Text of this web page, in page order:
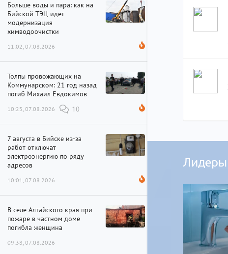
Больше воды и пара: как на
Бийской ТЭЦ идет
модернизация
химводоочистки
11:02, 07.08.2026
Толпы провожающих на
Коммунарском: 21 год назад
погиб Михаил Евдокимов
10:25, 07.08.2026 10
7 августа в Бийске из-за
работ отключат
электроэнергию по ряду
адресов
10:01, 07.08.2026
В селе Алтайского края при
пожаре в частном доме
погибла женщина
09:38, 07.08.2026
Лидеры